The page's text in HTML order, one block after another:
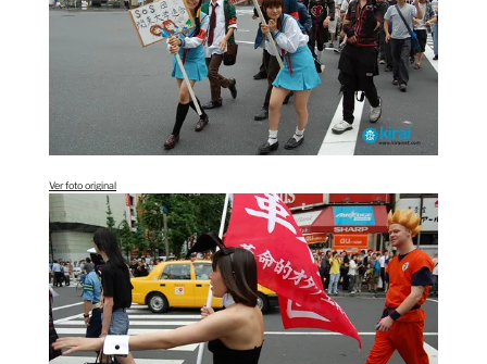
Ver foto original